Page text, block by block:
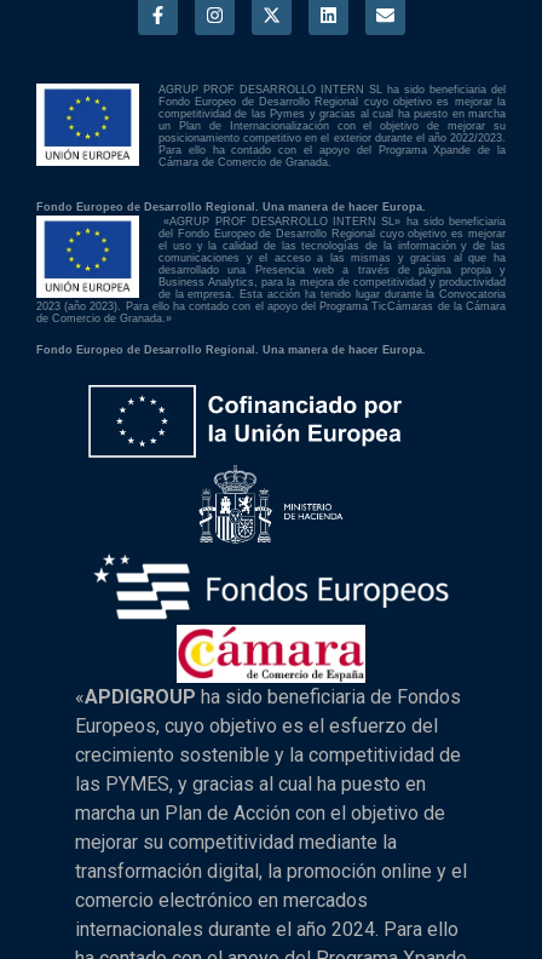
AGRUP PROF DESARROLLO INTERN SL ha sido beneficiaria del
Fondo Europeo de Desarrollo Regional cuyo objetivo es mejorar la
competitividad de las Pymes y gracias al cual ha puesto en marcha
un Plan de Internacionalización con el objetivo de mejorar su
posicionamiento competitivo en el exterior durante el año 2022/2023.
Para ello ha contado con el apoyo del Programa Xpande de la
Cámara de Comercio de Granada.
Fondo Europeo de Desarrollo Regional. Una manera de hacer Europa.
«AGRUP PROF DESARROLLO INTERN SL» ha sido beneficiaria
del Fondo Europeo de Desarrollo Regional cuyo objetivo es mejorar
el uso y la calidad de las tecnologías de la información y de las
comunicaciones y el acceso a las mismas y gracias al que ha
desarrollado una Presencia web a través de página propia y
Business Analytics, para la mejora de competitividad y productividad
de la empresa. Esta acción ha tenido lugar durante la Convocatoria
2023 (año 2023). Para ello ha contado con el apoyo del Programa TicCámaras de la Cámara
de Comercio de Granada.»
Fondo Europeo de Desarrollo Regional. Una manera de hacer Europa.
«APDIGROUP ha sido beneficiaria de Fondos
Europeos, cuyo objetivo es el esfuerzo del
crecimiento sostenible y la competitividad de
las PYMES, y gracias al cual ha puesto en
marcha un Plan de Acción con el objetivo de
mejorar su competitividad mediante la
transformación digital, la promoción online y el
comercio electrónico en mercados
internacionales durante el año 2024. Para ello